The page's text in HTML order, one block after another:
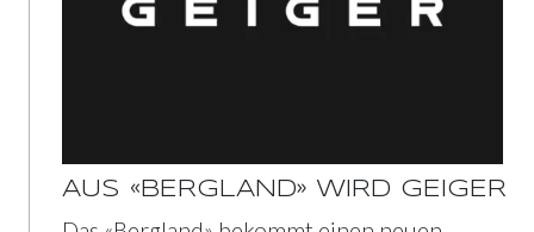
AUS «BERGLAND» WIRD GEIGER